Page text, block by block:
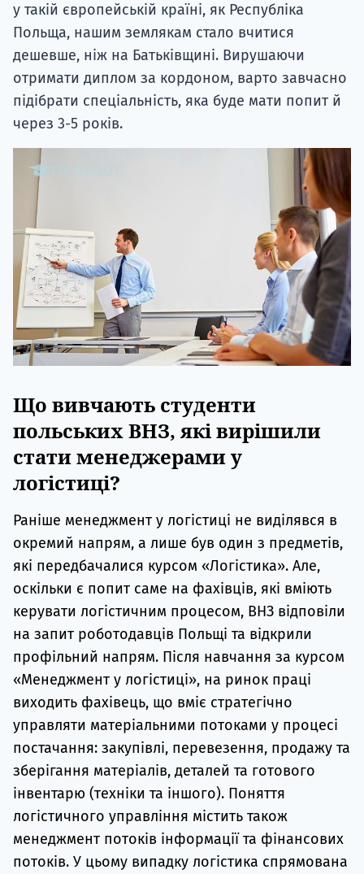
у такій європейській країні, як Республіка
Польща, нашим землякам стало вчитися
дешевше, ніж на Батьківщині. Вирушаючи
отримати диплом за кордоном, варто завчасно
підібрати спеціальність, яка буде мати попит й
через 3-5 років.
Що вивчають студенти
польських ВНЗ, які вирішили
стати менеджерами у
логістиці?
Раніше менеджмент у логістиці не виділявся в
окремий напрям, а лише був один з предметів,
які передбачалися курсом «Логістика». Але,
оскільки є попит саме на фахівців, які вміють
керувати логістичним процесом, ВНЗ відповіли
на запит роботодавців Польщі та відкрили
профільний напрям. Після навчання за курсом
«Менеджмент у логістиці», на ринок праці
виходить фахівець, що вміє стратегічно
управляти матеріальними потоками у процесі
постачання: закупівлі, перевезення, продажу та
зберігання матеріалів, деталей та готового
інвентарю (техніки та іншого). Поняття
логістичного управління містить також
менеджмент потоків інформації та фінансових
потоків. У цьому випадку логістика спрямована